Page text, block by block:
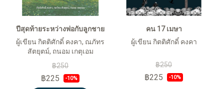
ปีสุดท้ายระหว่างพ่อกับลูกชาย
ผู้เขียน กิตติศักดิ์ คงคา, ณภัทร
สัตยุตม์, ถนอม เกตุเอม
฿250
฿225 -10%
คน 17 เมษา
ผู้เขียน กิตติศักดิ์ คงคา
฿250
฿225 -10%